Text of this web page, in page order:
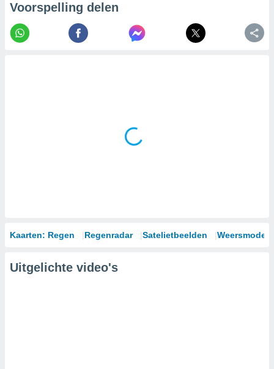
Voorspelling delen
Kaarten: Regen Regenradar Satelietbeelden
Uitgelichte video's